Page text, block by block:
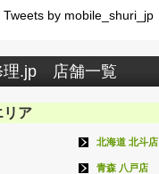
Tweets by mobile_shuri_jp
理.jp 店舗一覧
リア
北海道 北斗店
青森 八戸店